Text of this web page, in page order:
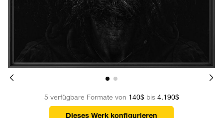
5 verfügbare Formate von 140$bis 4.190$
Dieses Werk konfigurieren